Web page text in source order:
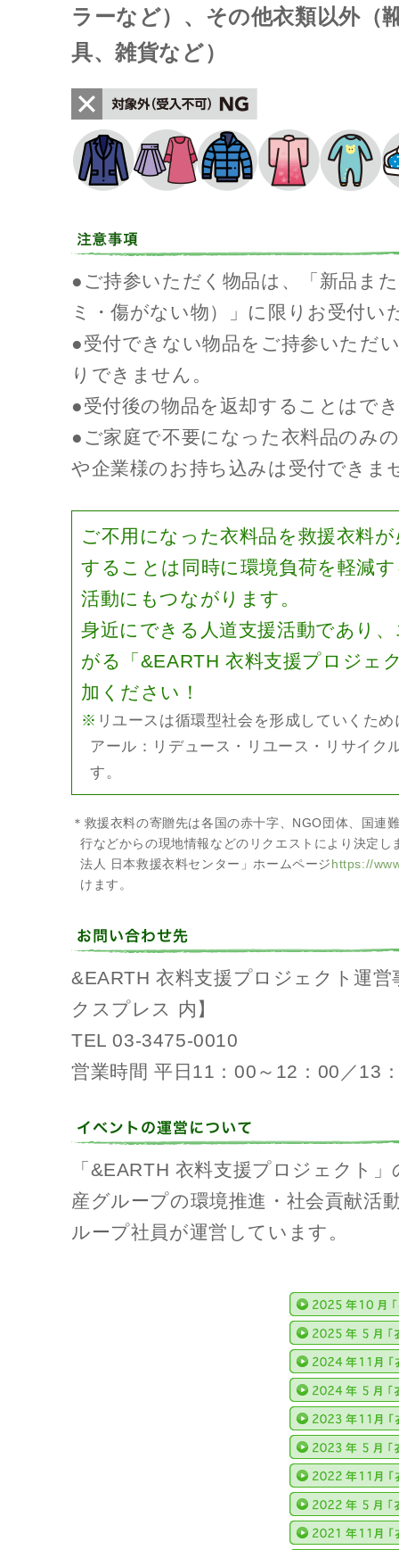
ラーなど）、その他衣類以外（
具、雑貨など）
●ご持参いただく物品は、「新品ま
ミ・傷がない物）」に限りお受付い
●受付できない物品をご持参いただ
りできません。
●受付後の物品を返却することはで
●ご家庭で不要になった衣料品のみ
や企業様のお持ち込みは受付できま
ご不用になった衣料品を救援衣料
することは同時に環境負荷を軽減
活動にもつながります。
身近にできる人道支援活動であり
がる「&EARTH 衣料支援プロジェ
加ください！
※ リユースは循環型社会を形成していくた
アール：リデュース・リユース・リサイク
す。
＊救援衣料の寄贈先は各国の赤十字、NGO団体、国連
行などからの現地情報などのリクエストにより決定し
法人 日本救援衣料センター」ホームページhttps://
けます。
&EARTH 衣料支援プロジェクト運営
クスプレス 内】
TEL 03-3475-0010
営業時間 平日11：00～12：00／13
「&EARTH 衣料支援プロジェクト
産グループの環境推進・社会貢献活
ループ社員が運営しています。